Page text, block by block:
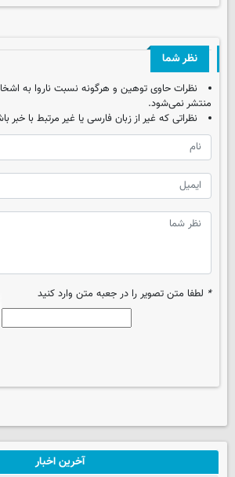
نظر شما
نظرات حاوی توهین و هرگونه نسبت ناروا به
منتشر نمی‌شود.
نظراتی که غیر از زبان فارسی یا غیر مرتبط با
* لطفا متن تصویر را در جعبه متن وارد کنید
آخرین اخبار